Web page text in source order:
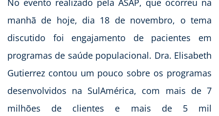
No evento realizado pela ASAP, que ocorreu na
manhã de hoje, dia 18 de novembro, o tema
discutido foi engajamento de pacientes em
programas de saúde populacional. Dra. Elisabeth
Gutierrez contou um pouco sobre os programas
desenvolvidos na SulAmérica, com mais de 7
milhões de clientes e mais de 5 mil